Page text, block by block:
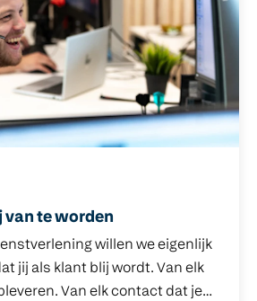
van te worden
willen we eigenlijk
jij als klant blij wordt. Van elk
Van elk contact dat je